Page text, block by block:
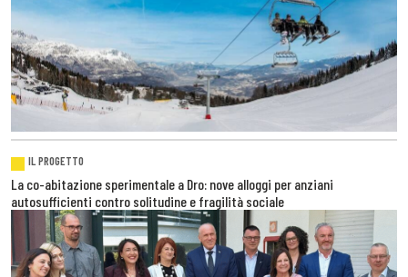
IL PROGETTO
La co-abitazione sperimentale a Dro: nove alloggi per anziani
autosufficienti contro solitudine e fragilità sociale